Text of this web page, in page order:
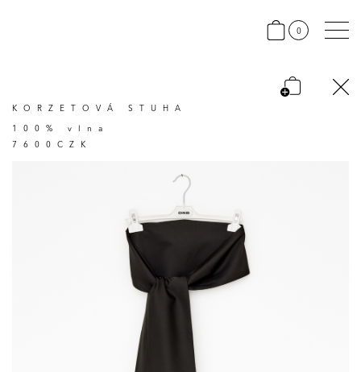
0
KORZETOVÁ STUHA
100% vlna
7600CZK